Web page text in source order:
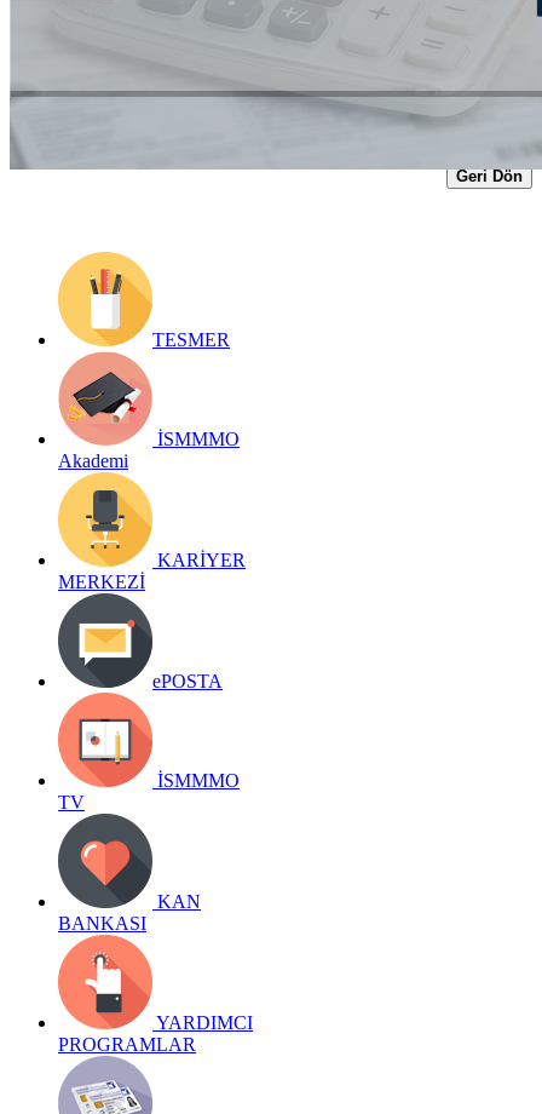
https://www.ismmmo.org.tr/dosya/3321/Mevzuat-
Dosya/02062022-KDV-Degisiklikleri-Duyurusu.pdf
Geri Dön
TESMER
İSMMMO
Akademi
KARİYER
MERKEZİ
ePOSTA
İSMMMO
TV
KAN
BANKASI
YARDIMCI
PROGRAMLAR